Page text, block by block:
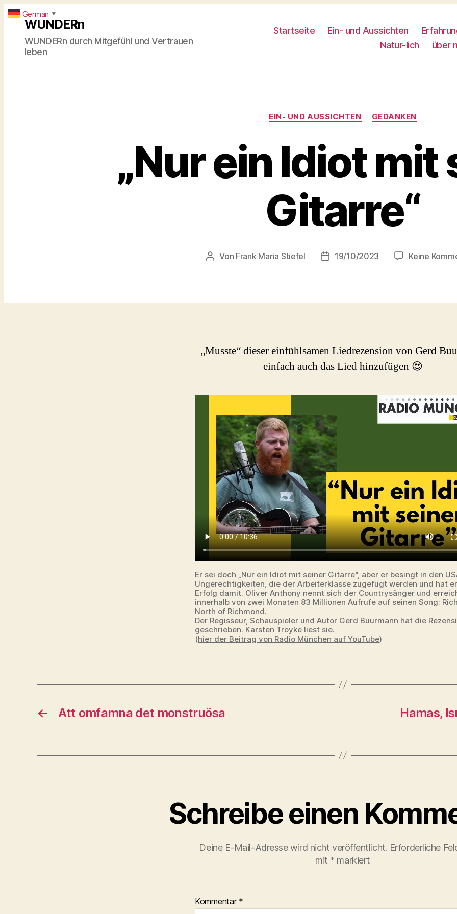
WUNDERn
WUNDERn durch Mitgefühl und Vertrauen
leben
Startseite Ein- und Aussichten
Natur-lich
über
Kategorien
EIN- UND AUSSICHTEN GEDANKEN
„Nur ein Idiot mit
Gitarre“
Beitragsautor
Von Frank Maria Stiefel Beitragsdatum
19/10/2023 Keine
„Musste“ dieser einfühlsamen Liedrezension von Gerd
einfach auch das Lied hinzufügen 😍
Er sei doch „Nur ein Idiot mit seiner Gitarre“, aber er besingt in den
Ungerechtigkeiten, die der Arbeiterklasse zugefügt werden und hat
Erfolg damit. Oliver Anthony nennt sich der Countrysänger und
innerhalb von zwei Monaten 83 Millionen Aufrufe auf seinen Song:
North of Richmond.
Der Regisseur, Schauspieler und Autor Gerd Buurmann hat die
geschrieben. Karsten Troyke liest sie.
(hier der Beitrag von Radio München auf YouTube)
← Att omfamna det monstruösa
Hamas,
Schreibe einen
Deine E-Mail-Adresse wird nicht veröffentlicht. Erforderliche
mit * markiert
Kommentar *
German ▼